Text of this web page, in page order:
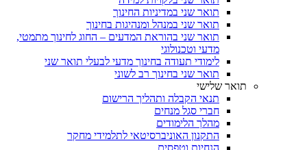
תואר שני במדיניות החינוך
תואר שני במנהל ומנהיגות בחינוך
תואר שני בהוראת המדעים – החוג לחינוך מתמטי,
מדעי וטכנולוגי
לימודי תעודה בחינוך מדעי לבעלי תואר שני
תואר שני בחינוך רב לשוני
תואר שלישי
תנאי הקבלה ותהליך הרישום
חברי סגל מנחים
מהלך הלימודים
התקנון האוניברסיטאי לתלמידי מחקר
הנחיות וטפסים